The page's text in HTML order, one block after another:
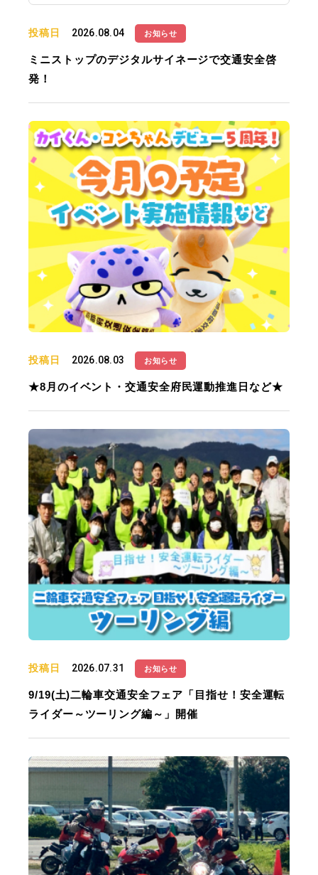
投稿日 2026.08.04 お知らせ
ミニストップのデジタルサイネージで交通安全啓
発！
投稿日 2026.08.03 お知らせ
★8月のイベント・交通安全府民運動推進日など★
投稿日 2026.07.31 お知らせ
9/19(土)二輪車交通安全フェア「目指せ！安全運転
ライダー～ツーリング編～」開催